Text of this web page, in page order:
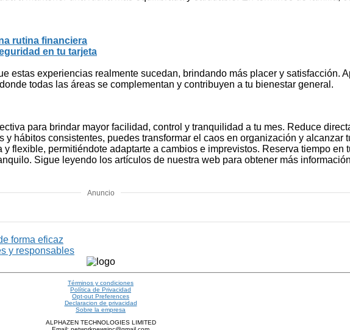
rutina financiera
en tu tarjeta
estas experiencias realmente sucedan, brindando más placer y satisfacción.
todas las áreas se complementan y contribuyen a tu bienestar general.
para brindar mayor facilidad, control y tranquilidad a tu mes. Reduce
hábitos consistentes, puedes transformar el caos en organización y alcanzar
flexible, permitiéndote adaptarte a cambios e imprevistos. Reserva tiempo en
Sigue leyendo los artículos de nuestra web para obtener más
Anuncio
forma eficaz
y responsables
Términos y condiciones
Política de Privacidad
Opt-out Preferences
Declaracion de privacidad
Sobre la empresa
ALPHAZEN TECHNOLOGIES LIMITED